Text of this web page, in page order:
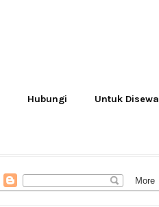
Hubungi Untuk Disewa